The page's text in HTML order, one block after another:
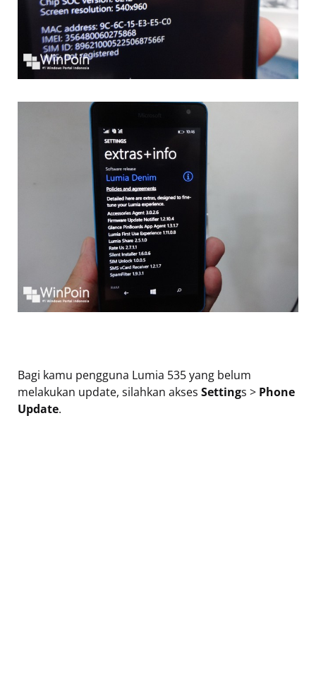
Bagi kamu pengguna Lumia 535 yang belum
melakukan update, silahkan akses Settings > Phone
Update.